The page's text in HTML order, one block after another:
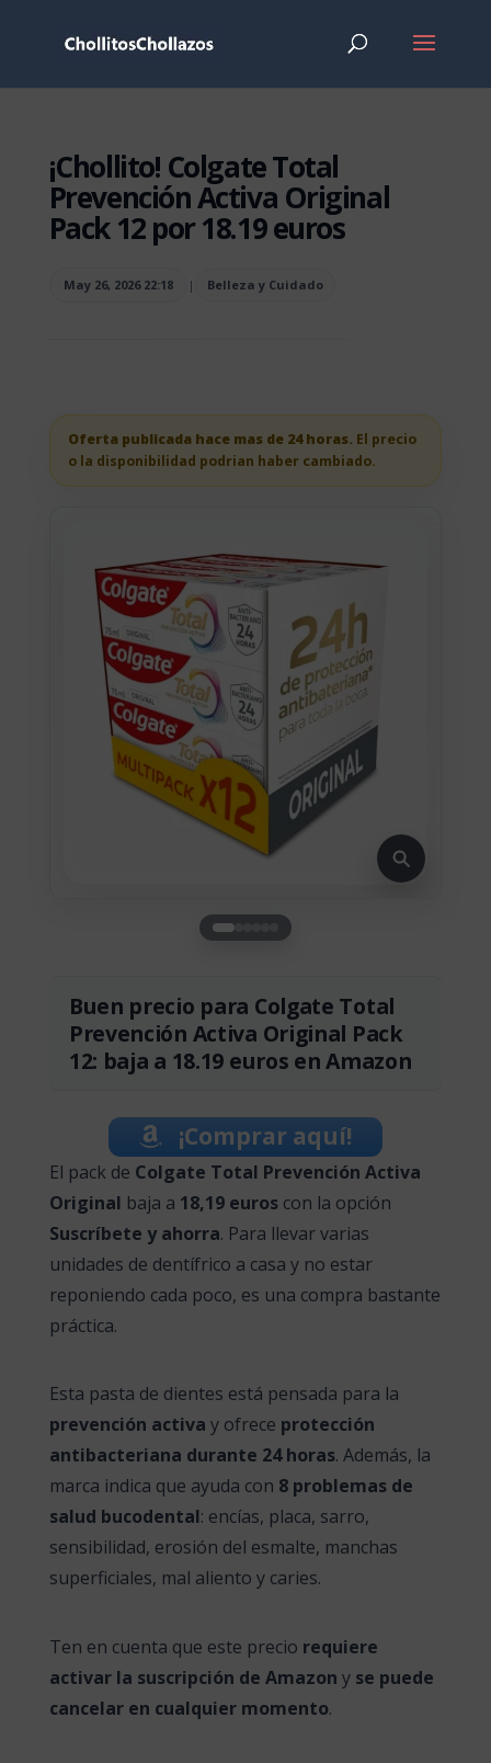
¡Chollito! Colgate Total
Prevención Activa Original
Pack 12 por 18.19 euros
May 26, 2026 22:18 | Belleza y Cuidado
Oferta publicada hace mas de 24 horas. El precio
o la disponibilidad podrian haber cambiado.
Buen precio para Colgate Total
Prevención Activa Original Pack
12: baja a 18.19 euros en Amazon
¡Comprar aquí!
El pack de Colgate Total Prevención Activa
Original baja a 18,19 euroscon la opción
Suscríbete y ahorra. Para llevar varias
unidades de dentífrico a casa y no estar
reponiendo cada poco, es una compra bastante
práctica.
Esta pasta de dientes está pensada para la
prevención activa y ofrece protección
antibacteriana durante 24 horas. Además, la
marca indica que ayuda con 8 problemas de
salud bucodental: encías, placa, sarro,
sensibilidad, erosión del esmalte, manchas
superficiales, mal aliento y caries.
Ten en cuenta que este precio requiere
activar la suscripción de Amazon y se puede
cancelar en cualquier momento.